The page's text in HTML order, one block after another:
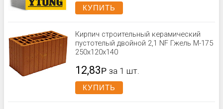
КУПИТЬ
Кирпич строительный керамический
пустотелый двойной 2,1 NF Гжель М-175
250x120x140
12,83Р за 1 шт.
КУПИТЬ